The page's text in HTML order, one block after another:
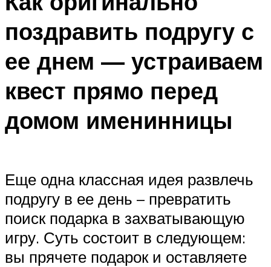
поздравить подругу с
ее днем — устраиваем
квест прямо перед
домом именинницы
Еще одна классная идея развлечь
подругу в ее день – превратить
поиск подарка в захватывающую
игру. Суть состоит в следующем:
вы прячете подарок и оставляете